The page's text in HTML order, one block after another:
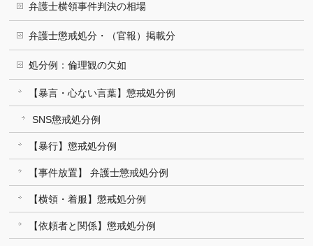
弁護士横領事件判決の相場
弁護士懲戒処分・（官報）掲載分
処分例：倫理観の欠如
【暴言・心ない言葉】懲戒処分例
SNS懲戒処分例
【暴行】懲戒処分例
【事件放置】 弁護士懲戒処分例
【横領・着服】懲戒処分例
【依頼者と関係】懲戒処分例